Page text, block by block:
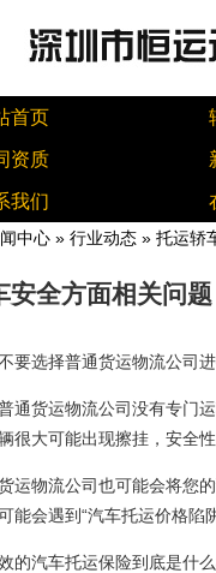
首页
资质
我们
中心 » 行业动态 » 托运轿
安全方面相关问题
要选择普通货运物流公司
通货运物流公司没有专门
很大可能出现擦挂，安全性
运物流公司也可能会将您
能会遇到“汽车托运价格陷阱
的汽车托运保险到底是什